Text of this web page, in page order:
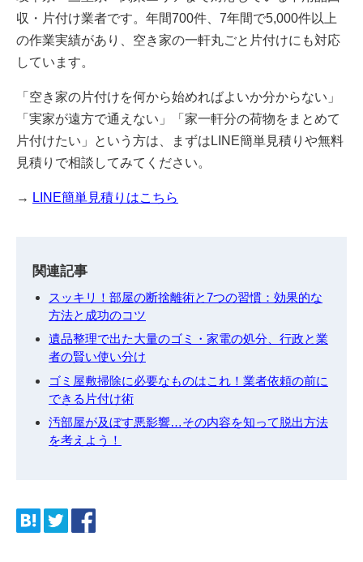
収・片付け業者です。年間700件、7年間で5,000件以上
の作業実績があり、空き家の一軒丸ごと片付けにも対応
しています。
「空き家の片付けを何から始めればよいか分からない」
「実家が遠方で通えない」「家一軒分の荷物をまとめて
片付けたい」という方は、まずはLINE簡単見積りや無料
見積りで相談してみてください。
→ LINE簡単見積りはこちら
関連記事
スッキリ！部屋の断捨離術と7つの習慣：効果的な
方法と成功のコツ
遺品整理で出た大量のゴミ・家電の処分、行政と業
者の賢い使い分け
ゴミ屋敷掃除に必要なものはこれ！業者依頼の前に
できる片付け術
汚部屋が及ぼす悪影響…その内容を知って脱出方法
を考えよう！